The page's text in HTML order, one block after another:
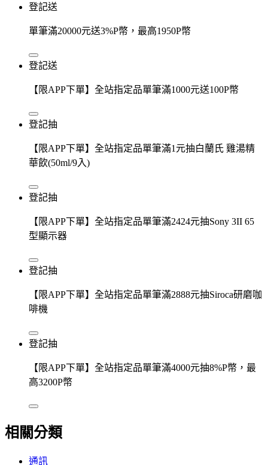
登記送
單筆滿20000元送3%P幣，最高1950P幣
登記送
【限APP下單】全站指定品單筆滿1000元送100P幣
登記抽
【限APP下單】全站指定品單筆滿1元抽白蘭氏 雞湯精
華飲(50ml/9入)
登記抽
【限APP下單】全站指定品單筆滿2424元抽Sony 3II 65
型顯示器
登記抽
【限APP下單】全站指定品單筆滿2888元抽Siroca研磨咖
啡機
登記抽
【限APP下單】全站指定品單筆滿4000元抽8%P幣，最
高3200P幣
相關分類
通訊